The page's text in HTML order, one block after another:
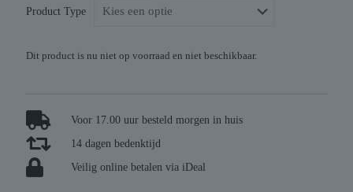
Product Type
Dit product is nu niet op voorraad en niet beschikbaar.
Voor 17.00 uur besteld morgen in huis
14 dagen bedenktijd
Veilig online betalen via iDeal